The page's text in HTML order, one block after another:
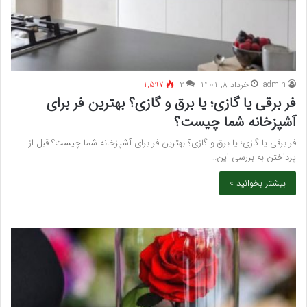
admin خرداد 8, 1401 ۲ 1,597
فر برقی یا گازی؛ یا برق و گازی؟ بهترین فر برای
آشپزخانه شما چیست؟
فر برقی یا گازی؛ یا برق و گازی؟ بهترین فر برای آشپزخانه شما چیست؟ قبل از
پرداختن به بررسی این…
بیشتر بخوانید »